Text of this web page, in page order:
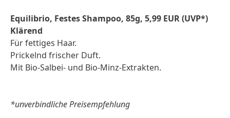
Equilibrio, Festes Shampoo, 85g, 5,99 EUR (UVP*)
Klärend
Für fettiges Haar.
Prickelnd frischer Duft.
Mit Bio-Salbei- und Bio-Minz-Extrakten.
*unverbindliche Preisempfehlung